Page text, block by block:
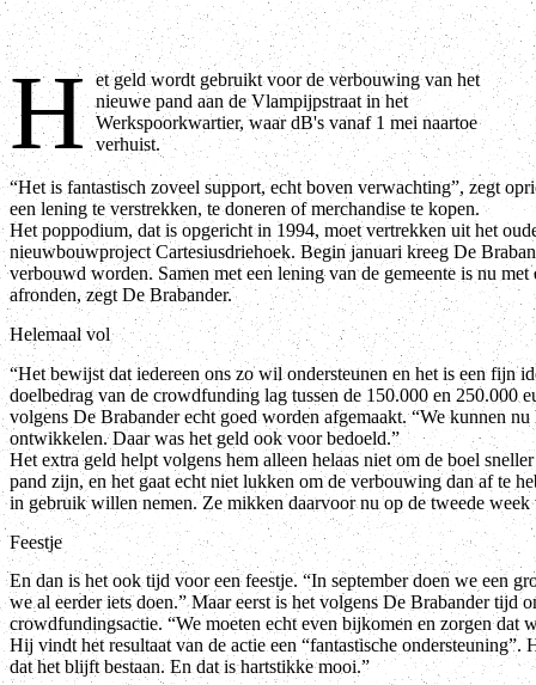
H et geld wordt gebruikt voor de verbouwing van het
nieuwe pand aan de Vlampijpstraat in het
Werkspoorkwartier, waar dB's vanaf 1 mei naartoe
verhuist.
“Het is fantastisch zoveel support, echt boven verwachting”, zegt
een lening te verstrekken, te doneren of merchandise te kopen.
Het poppodium, dat is opgericht in 1994, moet vertrekken uit het
nieuwbouwproject Cartesiusdriehoek. Begin januari kreeg De
verbouwd worden. Samen met een lening van de gemeente is nu
afronden, zegt De Brabander.
Helemaal vol
“Het bewijst dat iedereen ons zo wil ondersteunen en het is een fijn
doelbedrag van de crowdfunding lag tussen de 150.000 en 250.000
volgens De Brabander echt goed worden afgemaakt. “We kunnen
ontwikkelen. Daar was het geld ook voor bedoeld.”
Het extra geld helpt volgens hem alleen helaas niet om de boel
pand zijn, en het gaat echt niet lukken om de verbouwing dan af te
in gebruik willen nemen. Ze mikken daarvoor nu op de tweede
Feestje
En dan is het ook tijd voor een feestje. “In september doen we een
we al eerder iets doen.” Maar eerst is het volgens De Brabander tijd
crowdfundingsactie. “We moeten echt even bijkomen en zorgen dat
Hij vindt het resultaat van de actie een “fantastische
dat het blijft bestaan. En dat is hartstikke mooi.”